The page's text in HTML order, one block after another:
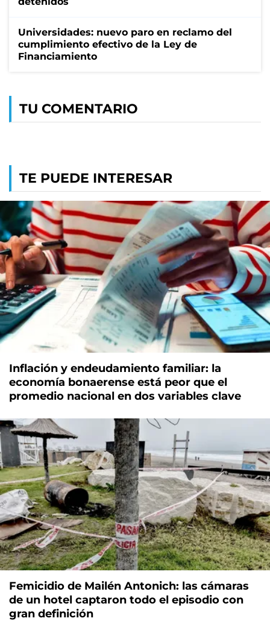
Universidades: nuevo paro en reclamo del
cumplimiento efectivo de la Ley de
Financiamiento
TU COMENTARIO
TE PUEDE INTERESAR
Inflación y endeudamiento familiar: la
economía bonaerense está peor que el
promedio nacional en dos variables clave
Femicidio de Mailén Antonich: las cámaras
de un hotel captaron todo el episodio con
gran definición